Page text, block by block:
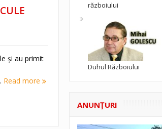
și au primit
Read more
războiului
Duhul Războiului
ANUNŢURI